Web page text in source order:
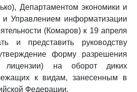
Департаментом экономики и
Управлением информатизации
(Комаров) к 19 апреля
и представить руководству
форму разрешения
лицензии) на оборот диких
к видам, занесенным в
Федерации.